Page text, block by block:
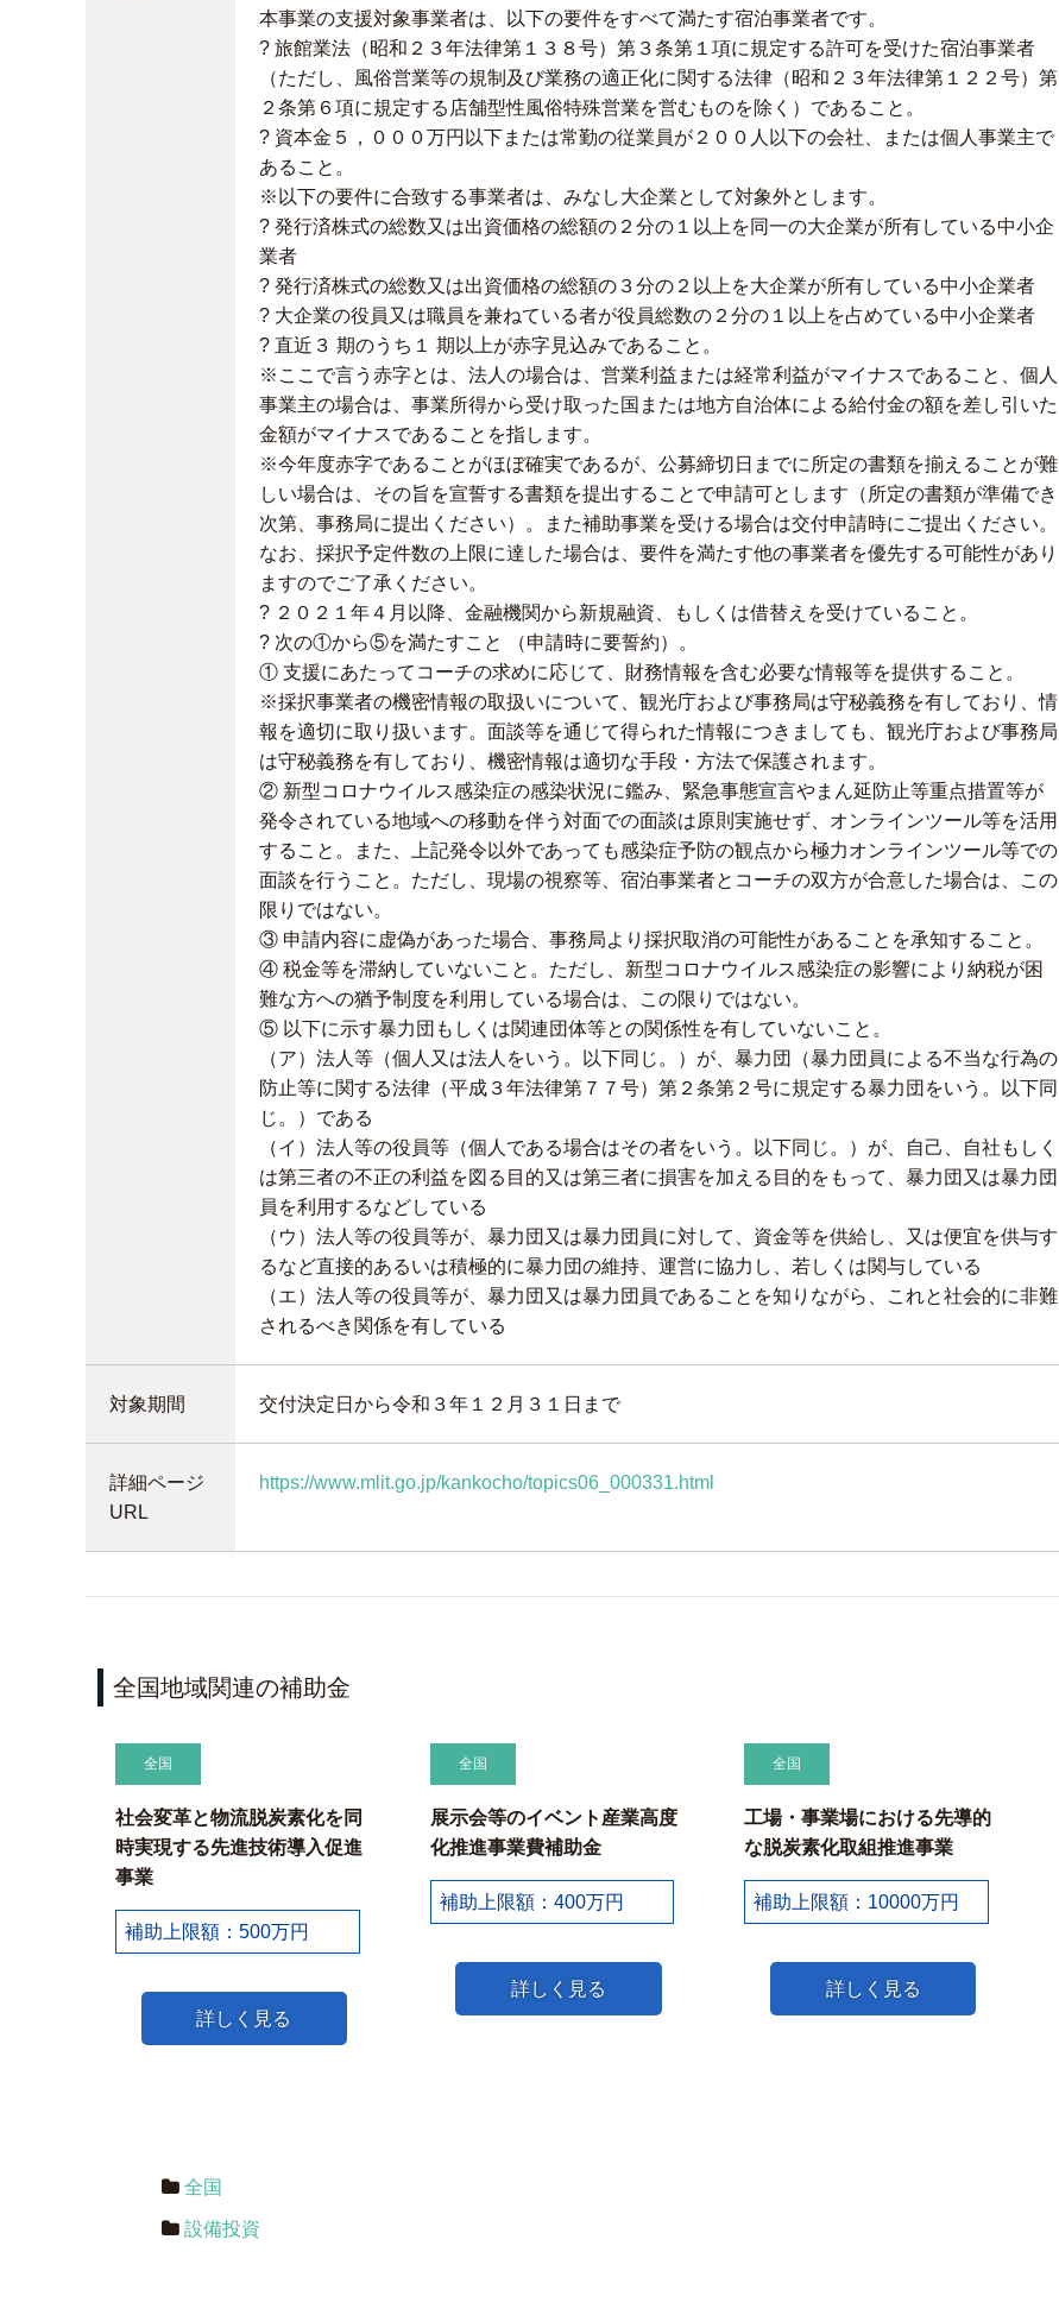
本事業の支援対象事業者は、以下の要件をすべて満たす宿泊事業者です。
? 旅館業法（昭和２３年法律第１３８号）第３条第１項に規定する許可を受けた宿泊事業者
（ただし、風俗営業等の規制及び業務の適正化に関する法律（昭和２３年法律第１２２号）第
２条第６項に規定する店舗型性風俗特殊営業を営むものを除く）であること。
? 資本金５，０００万円以下または常勤の従業員が２００人以下の会社、または個人事業主で
あること。
※以下の要件に合致する事業者は、みなし大企業として対象外とします。
? 発行済株式の総数又は出資価格の総額の２分の１以上を同一の大企業が所有している中小企
業者
? 発行済株式の総数又は出資価格の総額の３分の２以上を大企業が所有している中小企業者
? 大企業の役員又は職員を兼ねている者が役員総数の２分の１以上を占めている中小企業者
? 直近３ 期のうち１ 期以上が赤字見込みであること。
※ここで言う赤字とは、法人の場合は、営業利益または経常利益がマイナスであること、個人
事業主の場合は、事業所得から受け取った国または地方自治体による給付金の額を差し引いた
金額がマイナスであることを指します。
※今年度赤字であることがほぼ確実であるが、公募締切日までに所定の書類を揃えることが難
しい場合は、その旨を宣誓する書類を提出することで申請可とします（所定の書類が準備でき
次第、事務局に提出ください）。また補助事業を受ける場合は交付申請時にご提出ください。
なお、採択予定件数の上限に達した場合は、要件を満たす他の事業者を優先する可能性があり
ますのでご了承ください。
? ２０２１年４月以降、金融機関から新規融資、もしくは借替えを受けていること。
? 次の①から⑤を満たすこと （申請時に要誓約）。
① 支援にあたってコーチの求めに応じて、財務情報を含む必要な情報等を提供すること。
※採択事業者の機密情報の取扱いについて、観光庁および事務局は守秘義務を有しており、情
報を適切に取り扱います。面談等を通じて得られた情報につきましても、観光庁および事務局
は守秘義務を有しており、機密情報は適切な手段・方法で保護されます。
② 新型コロナウイルス感染症の感染状況に鑑み、緊急事態宣言やまん延防止等重点措置等が
発令されている地域への移動を伴う対面での面談は原則実施せず、オンラインツール等を活用
すること。また、上記発令以外であっても感染症予防の観点から極力オンラインツール等での
面談を行うこと。ただし、現場の視察等、宿泊事業者とコーチの双方が合意した場合は、この
限りではない。
③ 申請内容に虚偽があった場合、事務局より採択取消の可能性があることを承知すること。
④ 税金等を滞納していないこと。ただし、新型コロナウイルス感染症の影響により納税が困
難な方への猶予制度を利用している場合は、この限りではない。
⑤ 以下に示す暴力団もしくは関連団体等との関係性を有していないこと。
（ア）法人等（個人又は法人をいう。以下同じ。）が、暴力団（暴力団員による不当な行為の
防止等に関する法律（平成３年法律第７７号）第２条第２号に規定する暴力団をいう。以下同
じ。）である
（イ）法人等の役員等（個人である場合はその者をいう。以下同じ。）が、自己、自社もしく
は第三者の不正の利益を図る目的又は第三者に損害を加える目的をもって、暴力団又は暴力団
員を利用するなどしている
（ウ）法人等の役員等が、暴力団又は暴力団員に対して、資金等を供給し、又は便宜を供与す
るなど直接的あるいは積極的に暴力団の維持、運営に協力し、若しくは関与している
（エ）法人等の役員等が、暴力団又は暴力団員であることを知りながら、これと社会的に非難
されるべき関係を有している
対象期間 交付決定日から令和３年１２月３１日まで
詳細ページ
URL
https://www.mlit.go.jp/kankocho/topics06_000331.html
全国地域関連の補助金
全国
社会変革と物流脱炭素化を同
時実現する先進技術導入促進
事業
補助上限額：500万円
詳しく見る
全国
展示会等のイベント産業高度
化推進事業費補助金
補助上限額：400万円
詳しく見る
全国
工場・事業場における先導的
な脱炭素化取組推進事業
補助上限額：10000万円
詳しく見る
全国
設備投資